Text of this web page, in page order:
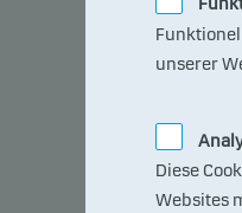
unserer
Diese
Websites